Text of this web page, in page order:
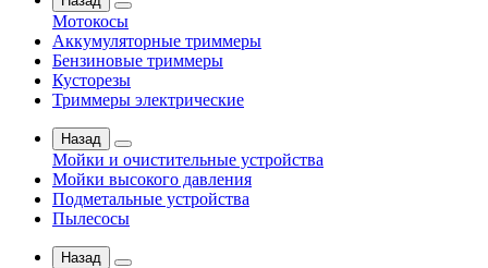
Мотокосы
Аккумуляторные триммеры
Бензиновые триммеры
Кусторезы
Триммеры электрические
Назад
Мойки и очистительные устройства
Мойки высокого давления
Подметальные устройства
Пылесосы
Назад